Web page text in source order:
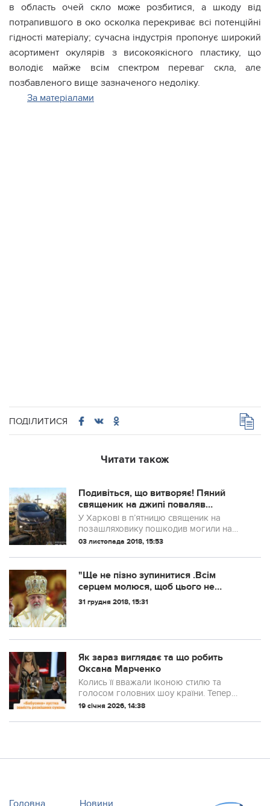
в область очей скло може розбитися, а шкоду від
потрапившого в око осколка перекриває всі потенційні
гідності матеріалу; сучасна індустрія пропонує широкий
асортимент окулярів з високоякісного пластику, що
володіє майже всім спектром переваг скла, але
позбавленого вище зазначеного недоліку.
За матеріалами
ПОДІЛИТИСЯ
Читати також
Подивіться, що витворяє! Пяний
священик на джипі поваляв
памятники на кладовищі. Люди
шоковані
У Харкові в п’ятницю священик на
позашляховику пошкодив могили на
кладовищі.
03 листопада 2018, 15:53
"Ще не пізно зупинитися .Всім
серцем молюся, щоб цього не
сталося". Патріарх Кирило 31 грудня
31 грудня 2018, 15:31
Як зараз виглядає та що робить
Оксана Марченко
Колись її вважали іконою стилю та
голосом головних шоу країни. Тепер
Оксана Марченко з’являється лише у
образі та ролі.
19 січня 2026, 14:38
Головна Новини